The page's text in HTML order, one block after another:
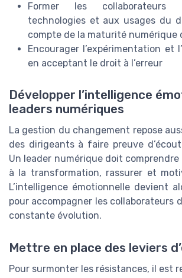
Former les collaborateurs
technologies et aux usages du
compte de la maturité numérique
Encourager l’expérimentation et
en acceptant le droit à l’erreur
Développer l’intelligence
leaders numériques
La gestion du changement repose
des dirigeants à faire preuve
Un leader numérique doit
à la transformation, rassurer et
L’intelligence émotionnelle devient
pour accompagner les collaborateurs
constante évolution.
Mettre en place des leviers
Pour surmonter les résistances, il est